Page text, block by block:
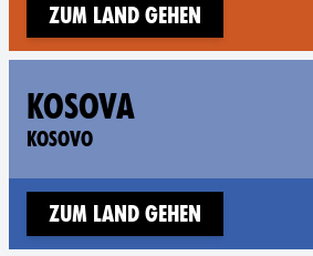
Zum Land gehen
KOSOVA
KOSOVO
Zum Land gehen